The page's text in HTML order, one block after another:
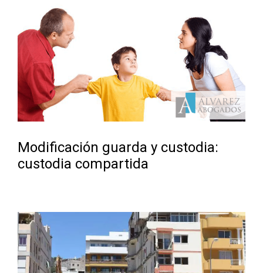
Modificación guarda y custodia:
custodia compartida